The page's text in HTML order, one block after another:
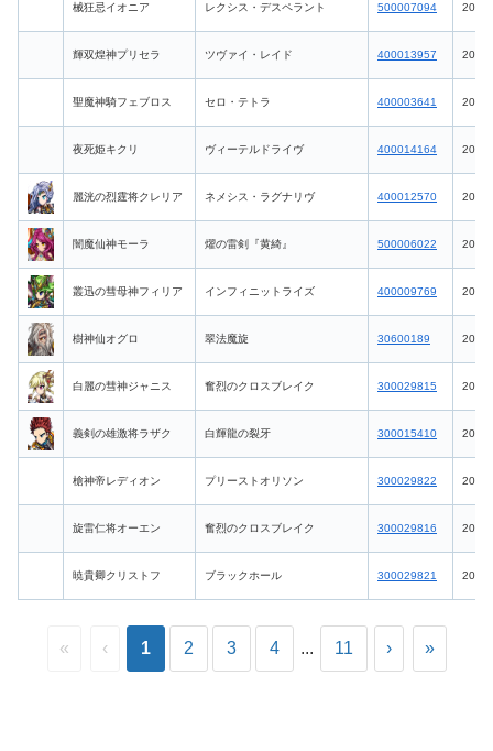
械狂忌イオニア レクシス・デスペラント 500007094
輝双煌神プリセラ ツヴァイ・レイド 400013957
聖魔神騎フェブロス セロ・テトラ 400003641
夜死姫キクリ ヴィーテルドライヴ 400014164
麗洸の烈霆将クレリア ネメシス・ラグナリヴ 400012570
闇魔仙神モーラ 燿の雷剣『黄綺』 500006022
叢迅の彗母神フィリア インフィニットライズ 400009769
樹神仙オグロ 翠法魔旋 30600189
白麗の彗神ジャニス 奮烈のクロスブレイク 300029815
義剣の雄激将ラザク 白輝龍の裂牙 300015410
槍神帝レディオン プリーストオリソン 300029822
旋雷仁将オーエン 奮烈のクロスブレイク 300029816
暁貴卿クリストフ ブラックホール 300029821
« ‹ 1 2 3 4 ... 11 › »